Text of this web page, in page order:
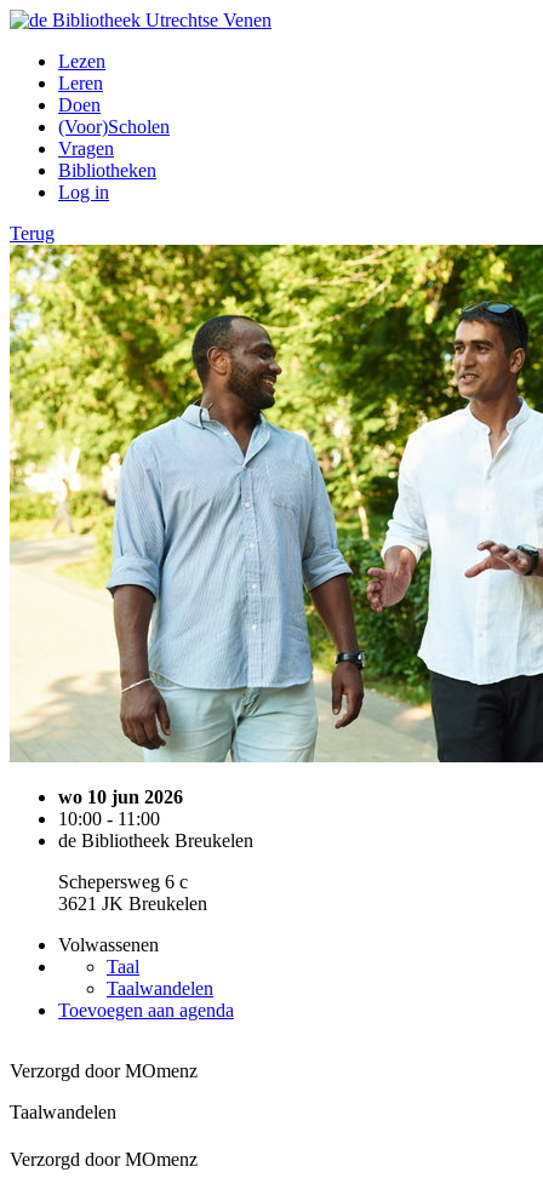
Lezen
Leren
Doen
(Voor)Scholen
Vragen
Bibliotheken
Log in
Terug
wo 10 jun 2026
10:00 - 11:00
de Bibliotheek Breukelen
Schepersweg 6 c
3621 JK Breukelen
Volwassenen
Taal
Taalwandelen
Toevoegen aan agenda
Verzorgd door MOmenz
Taalwandelen
Verzorgd door MOmenz